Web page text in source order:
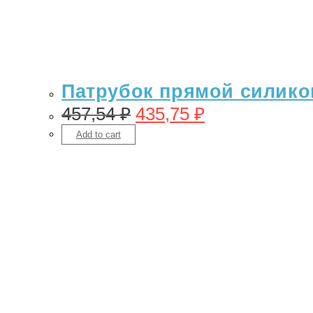
Патрубок прямой
457,54₽ 435,75 ₽
Add to cart